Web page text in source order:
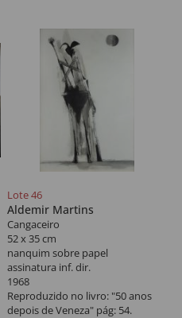
Lote 46
Aldemir Martins
Cangaceiro
52 x 35 cm
nanquim sobre papel
assinatura inf. dir.
1968
Reproduzido no livro: "50 anos
depois de Veneza" pág: 54.